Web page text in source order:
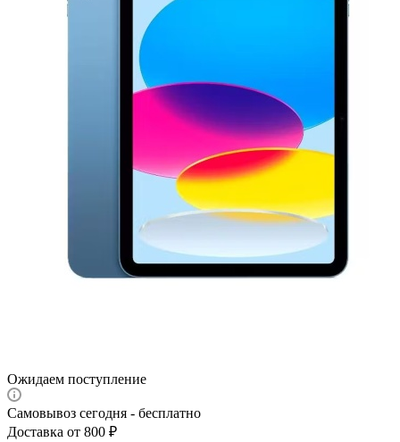
Ожидаем поступление
Самовывоз сегодня - бесплатно
Доставка от 800 ₽